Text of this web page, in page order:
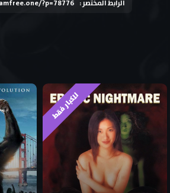
الرابط المختصر : ?p=78776
للكبار فقط